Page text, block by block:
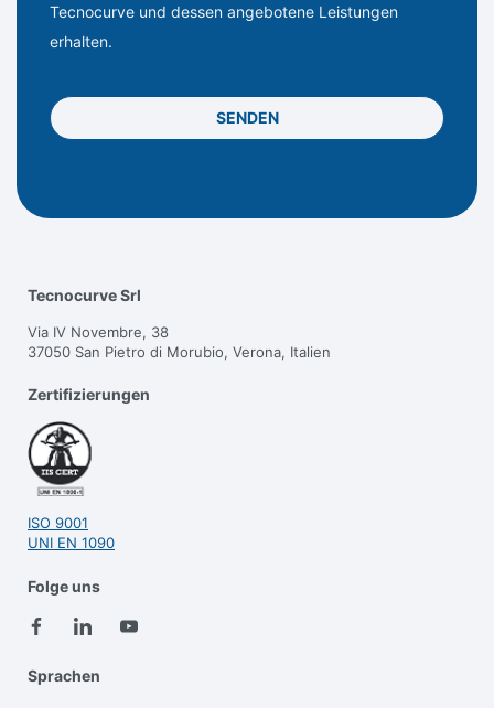
Tecnocurve und dessen angebotene Leistungen
erhalten.
SENDEN
Tecnocurve Srl
Via IV Novembre, 38
37050 San Pietro di Morubio, Verona, Italien
Zertifizierungen
ISO 9001
UNI EN 1090
Folge uns
Sprachen